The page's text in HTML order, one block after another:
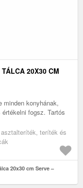
20X30 CM
konyhának,
fogsz. Tartós
teríték és
20x30 cm Serve –